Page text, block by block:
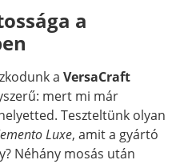
a
a VersaCraft
mert mi már
Teszteltünk olyan
Luxe, amit a gyártó
Néhány mosás után